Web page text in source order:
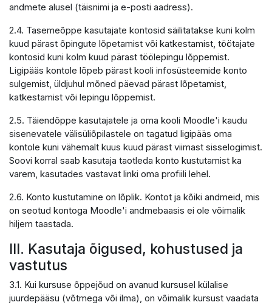
andmete alusel (täisnimi ja e-posti aadress).
2.4. Tasemeõppe kasutajate kontosid säilitatakse kuni kolm
kuud pärast õpingute lõpetamist või katkestamist, töötajate
kontosid kuni kolm kuud pärast töölepingu lõppemist.
Ligipääs kontole lõpeb pärast kooli infosüsteemide konto
sulgemist, üldjuhul mõned päevad pärast lõpetamist,
katkestamist või lepingu lõppemist.
2.5. Täiendõppe kasutajatele ja oma kooli Moodle'i kaudu
sisenevatele välisüliõpilastele on tagatud ligipääs oma
kontole kuni vähemalt kuus kuud pärast viimast sisselogimist.
Soovi korral saab kasutaja taotleda konto kustutamist ka
varem, kasutades vastavat linki oma profiili lehel.
2.6. Konto kustutamine on lõplik. Kontot ja kõiki andmeid, mis
on seotud kontoga Moodle'i andmebaasis ei ole võimalik
hiljem taastada.
III. Kasutaja õigused, kohustused ja
vastutus
3.1. Kui kursuse õppejõud on avanud kursusel külalise
juurdepääsu (võtmega või ilma), on võimalik kursust vaadata